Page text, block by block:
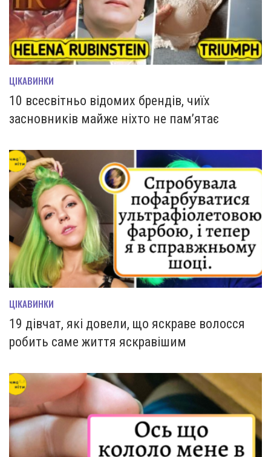
ЦІКАВИНКИ
10 всесвітньо відомих брендів, чиїх
засновників майже ніхто не пам’ятає
ЦІКАВИНКИ
19 дівчат, які довели, що яскраве волосся
робить саме життя яскравішим